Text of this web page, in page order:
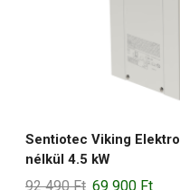
Sentiotec Viking
nélkül 4.5 kW
92 490Ft Original
69 900 Ft